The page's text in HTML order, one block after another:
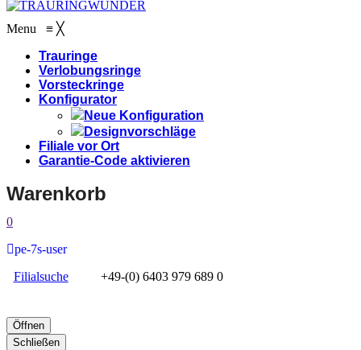
Menu ≡ ╳
Trauringe
Verlobungsringe
Vorsteckringe
Konfigurator
Neue Konfiguration
Designvorschläge
Filiale vor Ort
Garantie-Code aktivieren
Warenkorb
0
pe-7s-user
Filialsuche
+49-(0) 6403 979 689 0
Öffnen
Schließen